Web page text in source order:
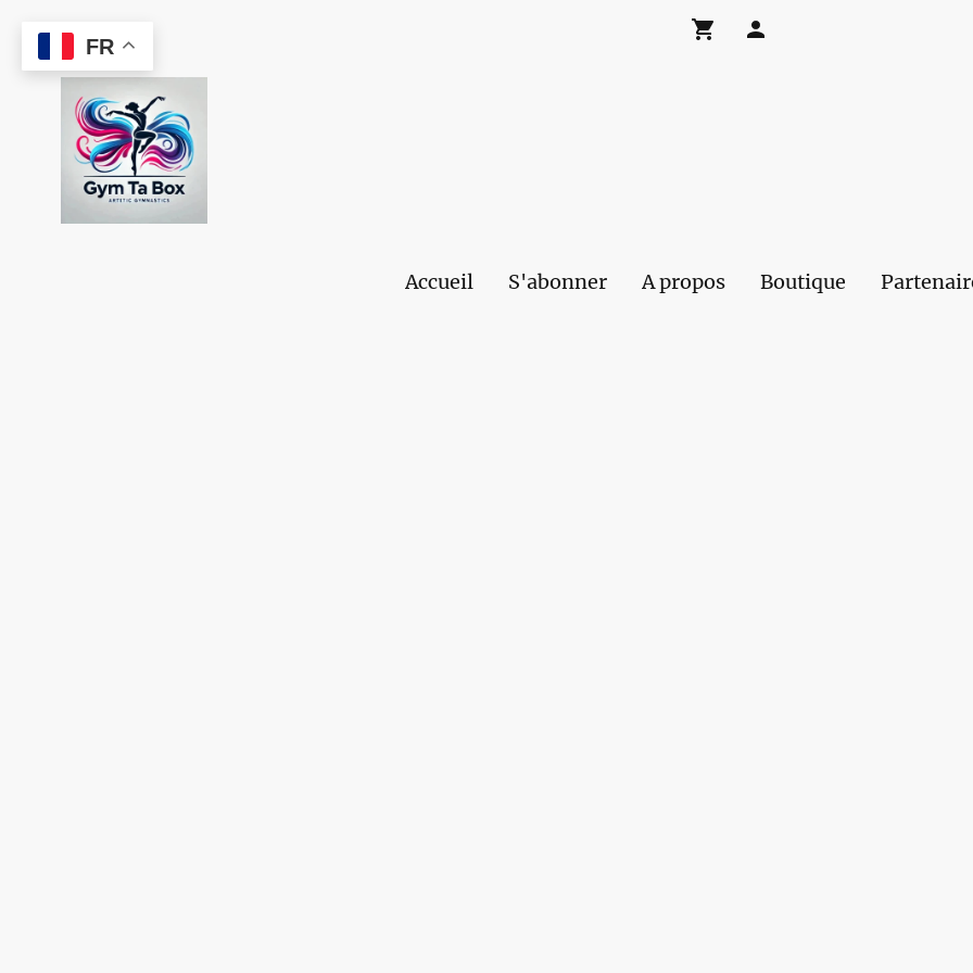
Accueil S'abonner A propos Boutique
FR